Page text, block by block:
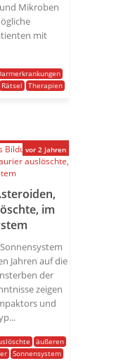
Mikroben
mit
Rätsel Therapien
im
Jahren auf die
der
zeigen
und
äußeren
Sonnensystem
vor 2 Jahren